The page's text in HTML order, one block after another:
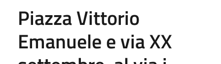
Piazza Vittorio
Emanuele e via XX